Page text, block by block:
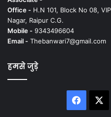
Office - H.N 101, Block No 08,
Nagar, Raipur C.G.
Mobile - 9343496604
Email - Thebanwari7@gmail.com
हमसे जुड़े